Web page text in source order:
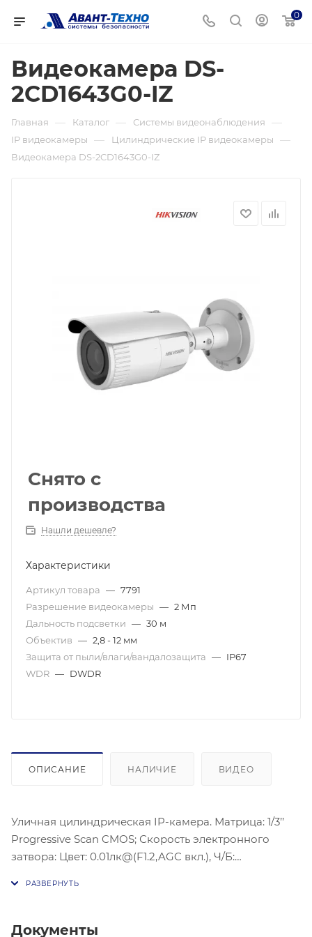
0
Видеокамера DS-
2CD1643G0-IZ
Главная — Каталог — Системы видеонаблюдения —
IP видеокамеры — Цилиндрические IP видеокамеры —
Видеокамера DS-2CD1643G0-IZ
Снято с
производства
Нашли дешевле?
Характеристики
Артикул товара — 7791
Разрешение видеокамеры — 2 Мп
Дальность подсветки — 30 м
Объектив — 2,8 - 12 мм
Защита от пыли/влаги/вандалозащита — IP67
WDR — DWDR
ОПИСАНИЕ НАЛИЧИЕ ВИДЕО
Уличная цилиндрическая IP-камера. Матрица: 1/3’’
Progressive Scan CMOS; Скорость электронного
затвора: Цвет: 0.01лк@(F1.2,AGC вкл.), Ч/Б:
51°-16°, По диагонали: 115°-32°; Видеосжатие:
Документы